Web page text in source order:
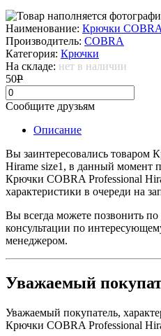
Наименование: Крючки COBRA
Производитель: COBRA
Категория: Крючки
На складе: нет в наличии
50Р
Сообщите друзьям
Описание
Вы заинтересовались товаром
Hirame size1, в данный момент
Крючки COBRA Professional
характеристики в очереди на
Вы всегда можете позвонить
консультации по
менеджером.
Уважаемый
Уважаемый покупатель,
Крючки COBRA Professional